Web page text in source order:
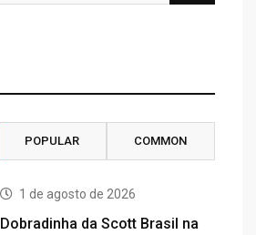
POPULAR COMMON
1 de agosto de 2026
Dobradinha da Scott Brasil na